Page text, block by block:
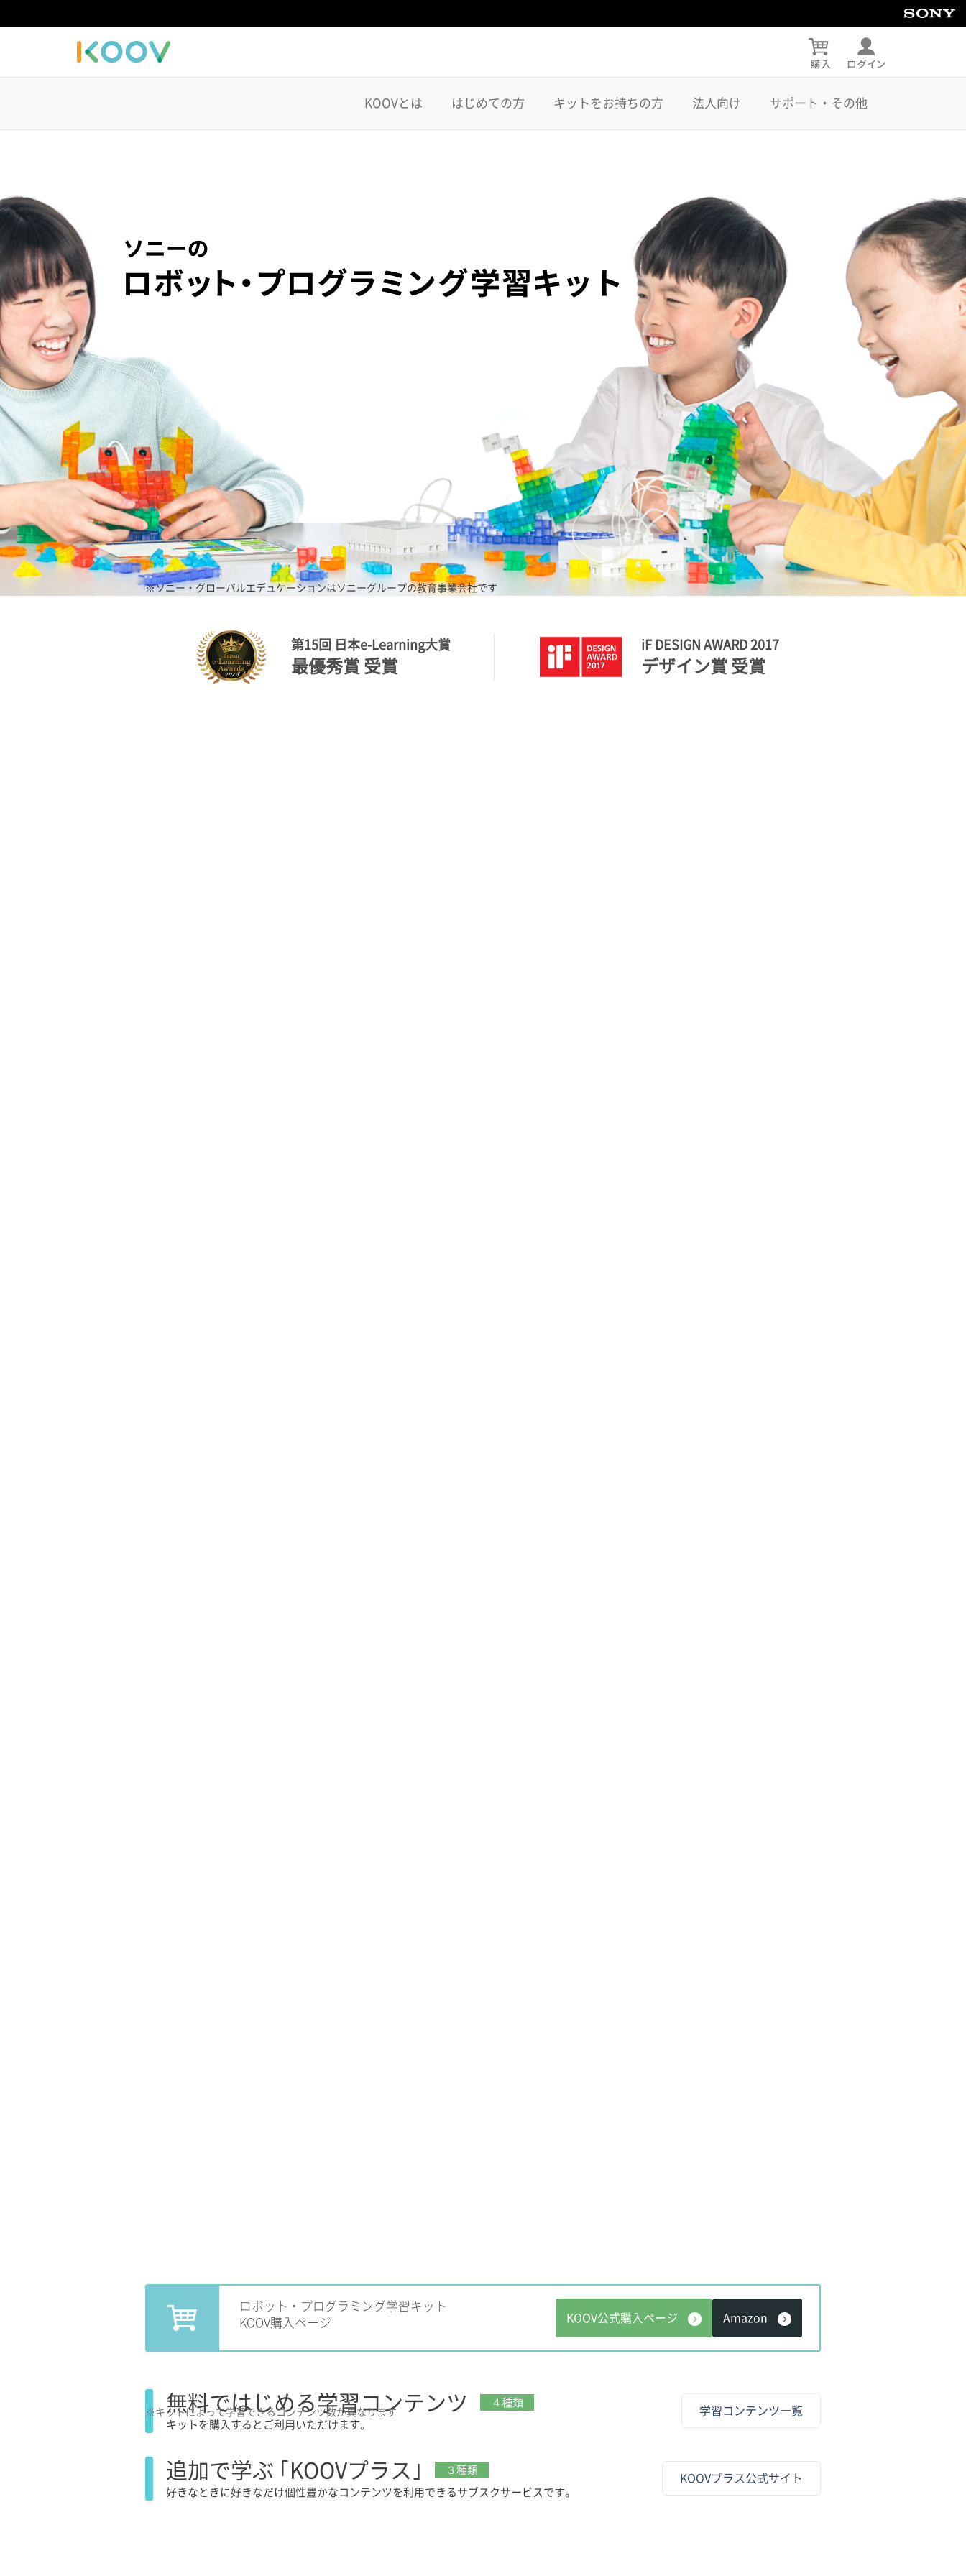
KOOVとは はじめての方 キットをお持ちの方 法人向け サポート・その他
KOOV バートナー プログラミング教室
※ソニー・グローバルエデュケーションはソニーグループの教育事業会社です
第15回 日本e-Learning大賞
最優秀賞 受賞
iF DESIGN AWARD 2017
デザイン賞 受賞
ロボット・プログラミング学習キット
KOOV購入ページ
KOOV公式購入ページ Amazon
無料ではじめる学習コンテンツ ４種類
キットを購入するとご利用いただけます。
学習コンテンツ一覧
※キットによって学習できるコンテンツ数が異なります
追加で学ぶ ｢KOOVプラス｣ ３種類
好きなときに好きなだけ個性豊かなコンテンツを利用できるサブスクサービスです。
KOOVプラス公式サイト